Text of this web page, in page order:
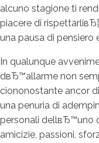
alcuno stagione ti
piacere di
una pausa di pensiero
In qualunque
dвЂ™allarme non
ciononostante ancor
una penuria di
personali dellвЂ™uno
amicizie, passioni,